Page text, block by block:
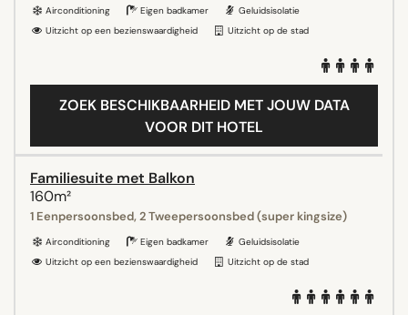
Airconditioning Eigen badkamer
Geluidsisolatie
Uitzicht op een bezienswaardigheid
Uitzicht op de stad
ZOEK BESCHIKBAARHEID MET JOUW DATA
VOOR DIT HOTEL
Familiesuite met Balkon
160m²
1 Eenpersoonsbed, 2 Tweepersoonsbed (super kingsize)
Airconditioning Eigen badkamer
Geluidsisolatie
Uitzicht op een bezienswaardigheid
Uitzicht op de stad